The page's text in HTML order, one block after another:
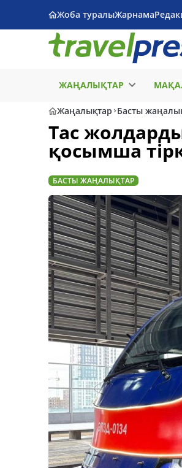
Жоба туралыЖарнама
ЖАҢАЛЫҚТАР
Жаңалықтар Басты
Тас
қосымша
БАСТЫ ЖАҢАЛЫҚТАР